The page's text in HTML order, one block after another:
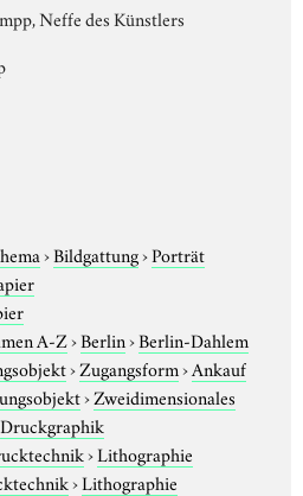
Neffe des Künstlers
›Bildgattung›Porträt
A-Z›Berlin›Berlin-Dahlem
›Zugangsform›Ankauf
›Zweidimensionales
Druckgraphik
›Lithographie
›Lithographie